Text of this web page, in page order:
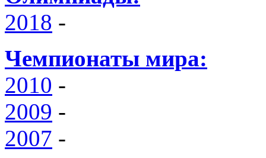
2018 -
Чемпионаты мира:
2010 -
2009 -
2007 -